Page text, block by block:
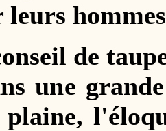
leurs
de
grande